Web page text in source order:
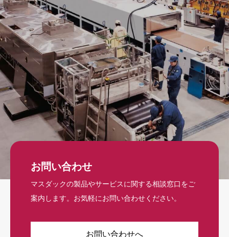
お問い合わせ
マスダックの製品やサービスに関する相談窓口をご
案内します。お気軽にお問い合わせください。
お問い合わせへ